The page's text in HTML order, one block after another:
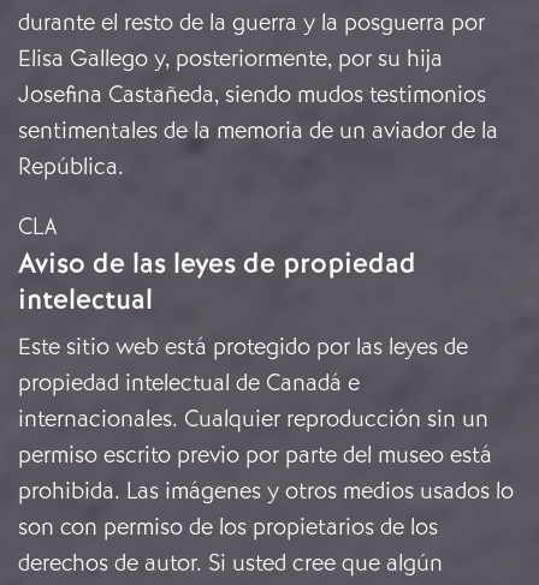
durante el resto de la guerra y la posguerra por
Elisa Gallego y, posteriormente, por su hija
Josefina Castañeda, siendo mudos testimonios
sentimentales de la memoria de un aviador de la
República.
CLA
Aviso de las leyes de propiedad
intelectual
Este sitio web está protegido por las leyes de
propiedad intelectual de Canadá e
internacionales. Cualquier reproducción sin un
permiso escrito previo por parte del museo está
prohibida. Las imágenes y otros medios usados lo
son con permiso de los propietarios de los
derechos de autor. Si usted cree que algún